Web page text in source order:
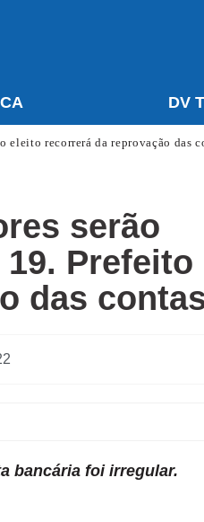
DV
recorrerá da reprovação das
serão
Prefeito
das
bancária foi irregular.